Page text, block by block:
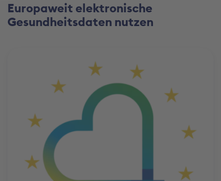
Europaweit elektronische
Gesundheitsdaten nutzen